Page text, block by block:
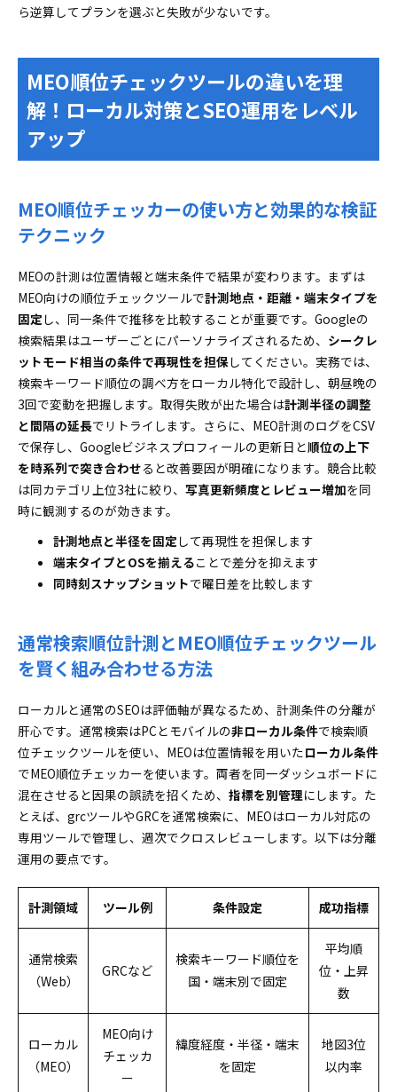
ら逆算してプランを選ぶと失敗が少ないです。
MEO順位チェックツールの違いを理
解！ローカル対策とSEO運用をレベル
アップ
MEO順位チェッカーの使い方と効果的な検証
テクニック
MEOの計測は位置情報と端末条件で結果が変わります。まずは
MEO向けの順位チェックツールで計測地点・距離・端末タイプを
固定し、同一条件で推移を比較することが重要です。Googleの
検索結果はユーザーごとにパーソナライズされるため、 シークレ
ットモード相当の条件で再現性を担保してください。実務では、
検索キーワード順位の調べ方をローカル特化で設計し、朝昼晩の
3回で変動を把握します。取得失敗が出た場合は計測半径の調整
と間隔の延長でリトライします。さらに、MEO計測のログをCSV
で保存し、Googleビジネスプロフィールの更新日と順位の上下
を時系列で突き合わせると改善要因が明確になります。競合比較
は同カテゴリ上位3社に絞り、 写真更新頻度とレビュー増加を同
時に観測するのが効きます。
計測地点と半径を固定して再現性を担保します
端末タイプとOSを揃えることで差分を抑えます
同時刻スナップショットで曜日差を比較します
通常検索順位計測とMEO順位チェックツール
を賢く組み合わせる方法
ローカルと通常のSEOは評価軸が異なるため、計測条件の分離が
肝心です。通常検索はPCとモバイルの非ローカル条件で検索順
位チェックツールを使い、MEOは位置情報を用いたローカル条件
でMEO順位チェッカーを使います。両者を同一ダッシュボードに
混在させると因果の誤読を招くため、 指標を別管理にします。た
とえば、grcツールやGRCを通常検索に、MEOはローカル対応の
専用ツールで管理し、週次でクロスレビューします。以下は分離
運用の要点です。
計測領域 ツール例 条件設定 成功指標
通常検索
（Web）
GRCなど
検索キーワード順位を
国・端末別で固定
平均順
位・上昇
数
ローカル
（MEO）
MEO向け
チェッカ
ー
緯度経度・半径・端末
を固定
地図3位
以内率